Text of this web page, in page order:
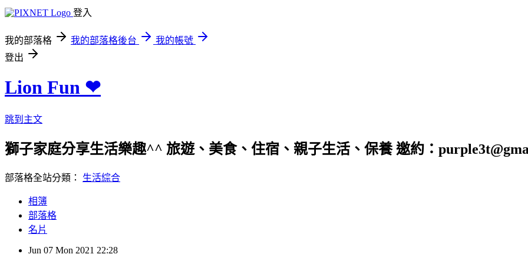
登入
我的部落格 我的部落格後台
我的帳號
登出
Lion Fun ❤
跳到主文
獅子家庭分享生活樂趣^^ 旅遊、美食、住宿、親子生活、保養 邀約：
部落格全站分類： 生活綜合
相簿
部落格
名片
Jun 07 Mon 2021 22:28